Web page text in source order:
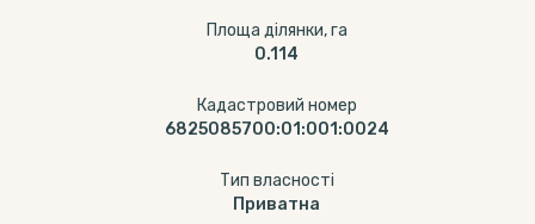
Площа ділянки, га
0.114
Кадастровий номер
6825085700:01:001:0024
Тип власності
Приватна